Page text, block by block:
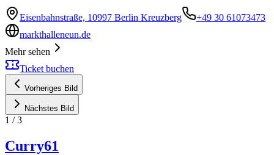
Eisenbahnstraße, 10997 Berlin Kreuzberg
+49 30 61073473
markthalleneun.de
Mehr sehen
Ticket buchen
Vorheriges Bild
Nächstes Bild
1 /3
Curry61